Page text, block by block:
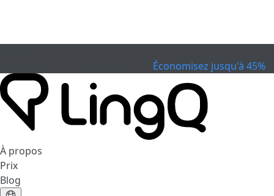
Économisez jusqu'à 45%
À propos
Prix
Blog